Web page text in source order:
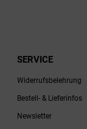
SERVICE
Widerrufsbelehrung
Bestell- & Lieferinfos
Newsletter